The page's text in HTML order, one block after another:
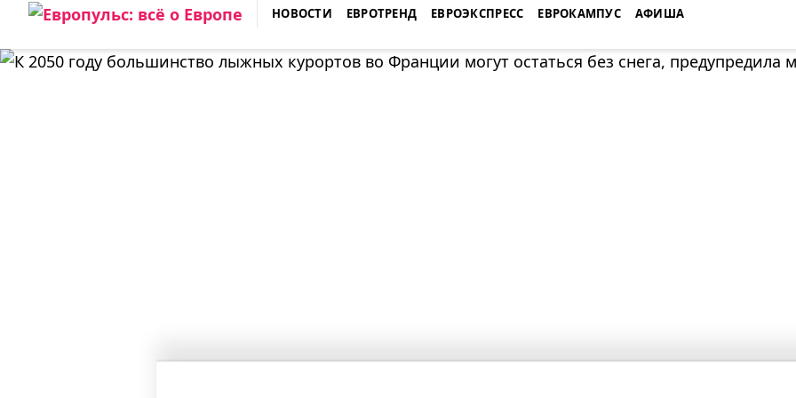
Skip
content
ЕВРОПУЛЬС: ВСЁ О ЕВРОПЕ
НОВОСТИ ЕВРОТРЕНД ЕВРОЭКСПРЕСС ЕВРОКАМПУС АФИША